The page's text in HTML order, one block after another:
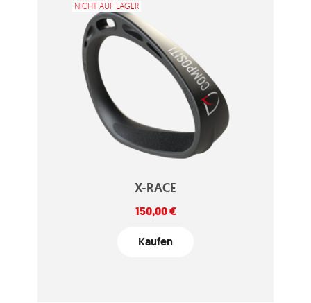
NICHT AUF LAGER
X-RACE
Preis
150,00 €
Kaufen